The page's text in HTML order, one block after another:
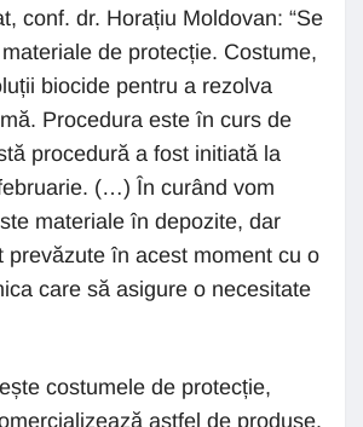
conf. dr. Horațiu Moldovan: “Se
de protecție. Costume,
biocide pentru a rezolva
Procedura este în curs de
procedură a fost initiată la
(…) În curând vom
materiale în depozite, dar
prevăzute în acest moment cu o
care să asigure o necesitate
costumele de protecție,
astfel de produse.